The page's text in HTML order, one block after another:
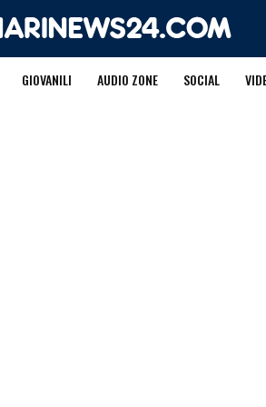
GIOVANILI AUDIO ZONE SOCIAL